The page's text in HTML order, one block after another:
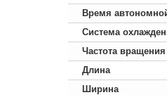
Время
Система
Частота вращения
Длина
Ширина